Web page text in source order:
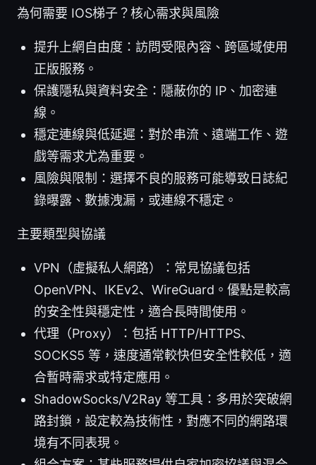
為何需要 IOS梯子？核心需求與風險
提升上網自由度：訪問受限內容、跨區域使用
正版服務。
保護隱私與資料安全：隱蔽你的 IP、加密連
線。
穩定連線與低延遲：對於串流、遠端工作、遊
戲等需求尤為重要。
風險與限制：選擇不良的服務可能導致日誌紀
錄曝露、數據洩漏，或連線不穩定。
主要類型與協議
VPN（虛擬私人網路）：常見協議包括
OpenVPN、IKEv2、WireGuard。優點是較高
的安全性與穩定性，適合長時間使用。
代理（Proxy）：包括 HTTP/HTTPS、
SOCKS5 等，速度通常較快但安全性較低，適
合暫時需求或特定應用。
ShadowSocks/V2Ray 等工具：多用於突破網
路封鎖，設定較為技術性，對應不同的網路環
境有不同表現。